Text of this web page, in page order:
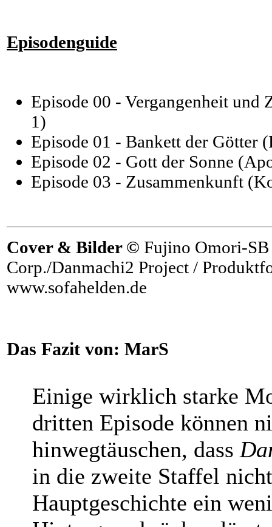
Episodenguide
Episode 00 - Vergangenheit und
1)
Episode 01 - Bankett der Götter
Episode 02 - Gott der Sonne
Episode 03 - Zusammenkunft
Cover & Bilder © Fujino Omori-SB
Corp./Danmachi2 Project /
www.sofahelden.de
Das Fazit von: MarS
Einige wirklich starke
dritten Episode können
hinwegtäuschen, dass
in die zweite Staffel
Hauptgeschichte ein